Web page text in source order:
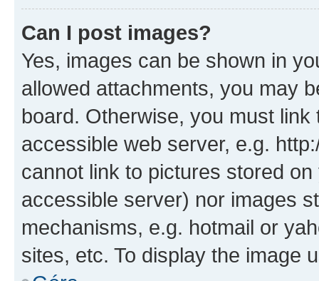
Can I post images?
Yes, images can be shown in
allowed attachments, you may
board. Otherwise, you must
accessible web server, e.g.
cannot link to pictures stored
accessible server) nor images
mechanisms, e.g. hotmail or
sites, etc. To display the image